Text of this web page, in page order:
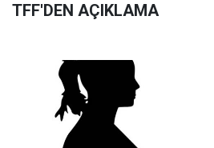
TFF'DEN AÇIKLAMA